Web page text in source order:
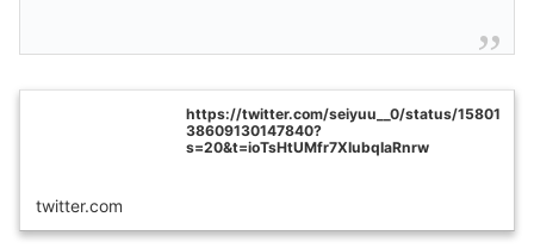
https://twitter.com/seiyuu__0/status/15801
38609130147840?
s=20&t=ioTsHtUMfr7XIubqIaRnrw
twitter.com